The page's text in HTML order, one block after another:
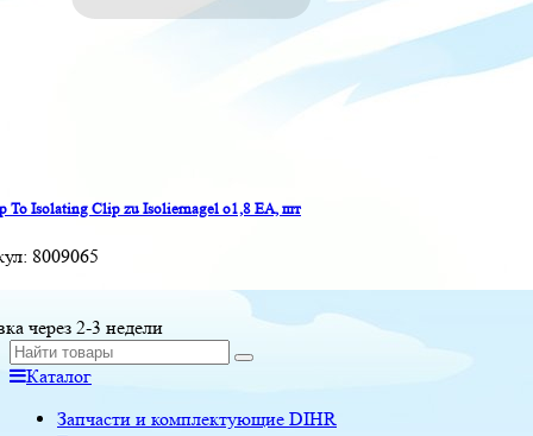
To Isolating Clip zu Isoliernagel o1,8 EA, шт
8009065
через 2-3 недели
Каталог
Запчасти и комплектующие DIHR